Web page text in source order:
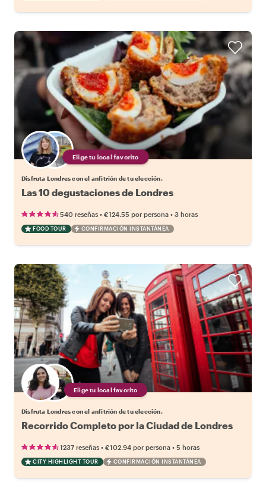
Elige tu local favorito
Disfruta Londres con el anfitrión de tu elección.
Las 10 degustaciones de Londres
540 reseñas • €124.55 por persona • 3 horas
FOOD TOUR CONFIRMACIÓN INSTANTÁNEA
Elige tu local favorito
Disfruta Londres con el anfitrión de tu elección.
Recorrido Completo por la Ciudad de Londres
1237 reseñas • €102.94 por persona • 5 horas
CITY HIGHLIGHT TOUR CONFIRMACIÓN INSTANTÁNEA